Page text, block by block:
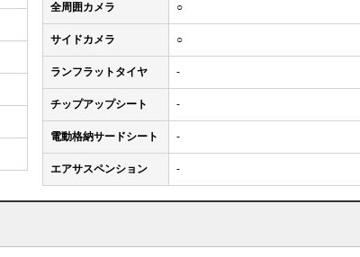
全周囲カメラ ○
サイドカメラ ○
ランフラットタイヤ -
チップアップシート -
電動格納サードシート -
エアサスペンション -